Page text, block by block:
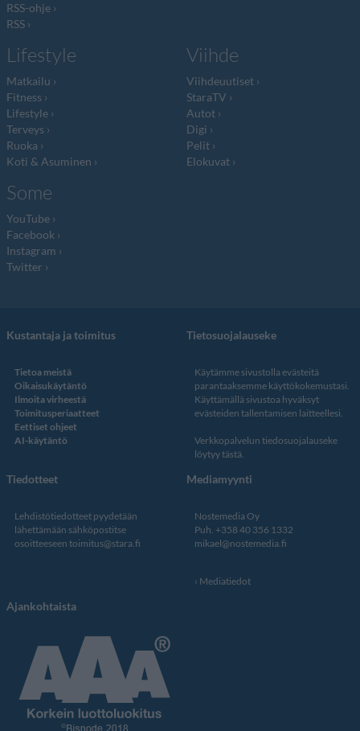
RSS-ohje
RSS
Lifestyle
Matkailu
Fitness
Lifestyle
Terveys
Ruoka
Koti & Asuminen
Viihde
Viihdeuutiset
StaraTV
Autot
Digi
Pelit
Elokuvat
Some
YouTube
Facebook
Instagram
Twitter
Kustantaja ja toimitus
Tietoa meistä
Oikaisukäytäntö
Ilmoita virheestä
Toimitusperiaatteet
Eettiset ohjeet
AI-käytäntö
Tietosuojalauseke
Käytämme sivustolla evästeitä
parantaaksemme käyttökokemustasi.
Käyttämällä sivustoa hyväksyt
evästeiden tallentamisen laitteellesi.
Verkkopalvelun tiedosuojalauseke
löytyy tästä.
Tiedotteet
Lehdistötiedotteet pyydetään
lähettämään sähköpostitse
osoitteeseen toimitus@stara.fi
Mediamyynti
Nostemedia Oy
Puh. +358 40 356 1332
mikael@nostemedia.fi
Mediatiedot
Ajankohtaista